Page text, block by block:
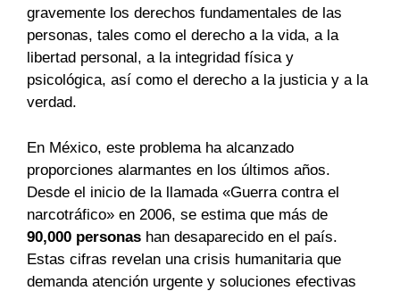
gravemente los derechos fundamentales de las
personas, tales como el derecho a la vida, a la
libertad personal, a la integridad física y
psicológica, así como el derecho a la justicia y a la
verdad.
En México, este problema ha alcanzado
proporciones alarmantes en los últimos años.
Desde el inicio de la llamada «Guerra contra el
narcotráfico» en 2006, se estima que más de
90,000 personas han desaparecido en el país.
Estas cifras revelan una crisis humanitaria que
demanda atención urgente y soluciones efectivas